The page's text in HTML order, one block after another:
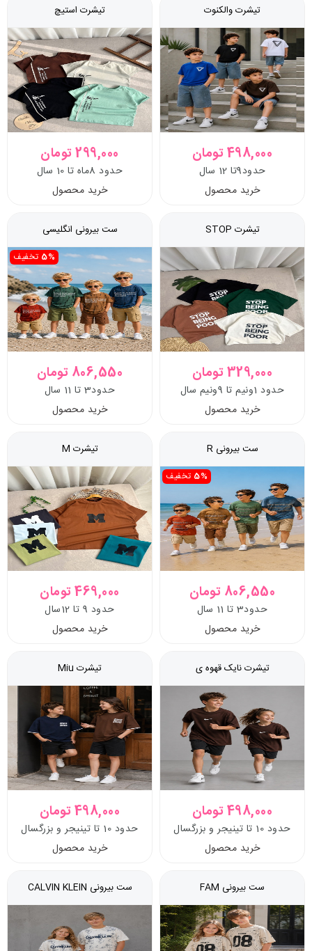
تیشرت والکنوت
498,000 تومان
حدود9تا 12 سال
خرید محصول
تیشرت استیچ
299,000 تومان
حدود 8ماه تا 10 سال
خرید محصول
تیشرت STOP
329,000 تومان
حدود 1ونیم تا 9ونیم سال
خرید محصول
ست بیرونی انگلیسی
5% تخفیف
806,550 تومان
حدود3 تا 11 سال
خرید محصول
ست بیرونی R
5% تخفیف
806,550 تومان
حدود3 تا 11 سال
خرید محصول
تیشرت M
469,000 تومان
حدود 9 تا 12سال
خرید محصول
تیشرت نایک قهوه ی
498,000 تومان
حدود 10 تا تینیجر و بزرگسال
خرید محصول
تیشرت Miu
498,000 تومان
حدود 10 تا تینیجر و بزرگسال
خرید محصول
ست بیرونی FAM ست بیرونی CALVIN KLEIN